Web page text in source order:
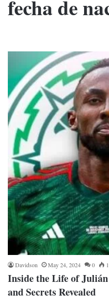
fecha de
Davidson May 24, 2024 0
Inside the Life of
and Secrets Revealed